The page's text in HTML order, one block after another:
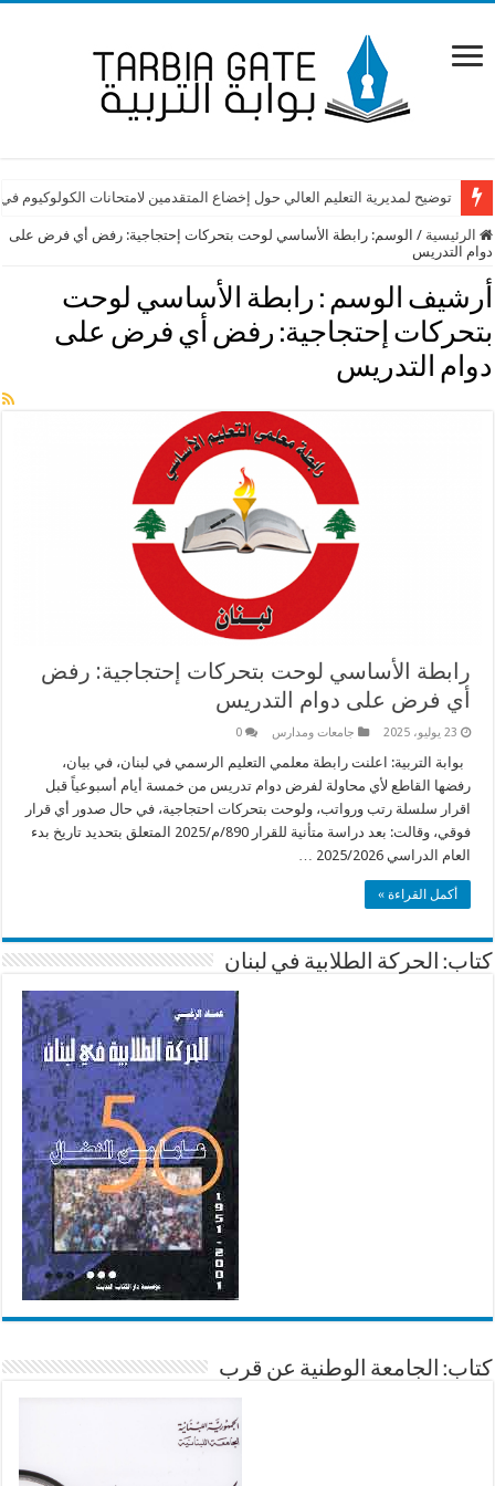
توضيح لمديرية التعليم العالي حول إخضاع المتقدمين لامتحانات الكولوكيوم
الرئيسية / الوسم:رابطة الأساسي لوحت بتحركات إحتجاجية: رفض أي فرض على
دوام التدريس
أرشيف الوسم : رابطة الأساسي لوحت
بتحركات إحتجاجية: رفض أي فرض على
دوام التدريس
رابطة الأساسي لوحت بتحركات إحتجاجية: رفض
أي فرض على دوام التدريس
23 يوليو، 2025 جامعات ومدارس 0
بوابة التربية: اعلنت رابطة معلمي التعليم الرسمي في لبنان، في بيان،
رفضها القاطع لأي محاولة لفرض دوام تدريس من خمسة أيام أسبوعياً قبل
اقرار سلسلة رتب ورواتب، ولوحت بتحركات احتجاجية، في حال صدور أي قرار
فوقي، وقالت: بعد دراسة متأنية للقرار 890/م/2025 المتعلق بتحديد تاريخ بدء
العام الدراسي 2025/2026 …
أكمل القراءة »
كتاب: الحركة الطلابية في لبنان
كتاب: الجامعة الوطنية عن قرب